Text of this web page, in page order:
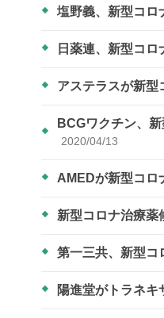
塩野義、新型コ
日薬連、新型コ
アステラスが新
BCGワクチン、
2020/04/13
AMEDが新型コロ
新型コロナ治療
第一三共、新型
陽進堂がトラネ